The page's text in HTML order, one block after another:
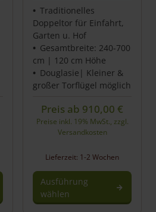
Traditionelles
Doppeltor für Einfahrt,
Garten u. Hof
Gesamtbreite: 240-700
cm | 120 cm Höhe
Douglasie| Kleiner &
großer Torflügel möglich
Preis ab 910,00 €
Preise inkl. 19% MwSt., zzgl.
Versandkosten
Lieferzeit: 1-2 Wochen
Ausführung
wählen